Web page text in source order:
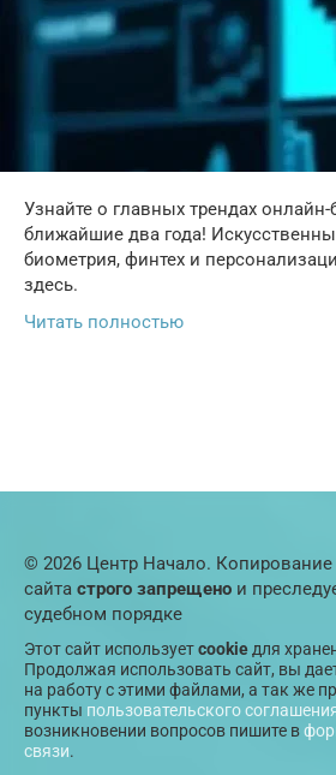
Узнайте о главных трендах онлайн-
ближайшие два года!
биометрия, финтех и
здесь.
Читать полностью
© 2026 Центр Начало.
сайта строго запрещено и
судебном порядке
Этот сайт используетcookie для
Продолжая использовать сайт, вы
на работу с этими файлами, а так же
пункты пользовательского
возникновении вопросов пишите в
связи.